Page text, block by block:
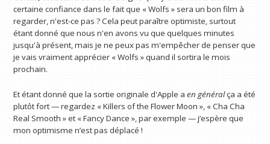
certaine confiance dans le fait que « Wolfs » sera un bon film à
regarder, n'est-ce pas ? Cela peut paraître optimiste, surtout
étant donné que nous n'en avons vu que quelques minutes
jusqu'à présent, mais je ne peux pas m'empêcher de penser que
je vais vraiment apprécier « Wolfs » quand il sortira le mois
prochain.
Et étant donné que la sortie originale d'Apple aen généralça a été
plutôt fort — regardez « Killers of the Flower Moon », « Cha Cha
Real Smooth » et « Fancy Dance », par exemple — j’espère que
mon optimisme n’est pas déplacé !